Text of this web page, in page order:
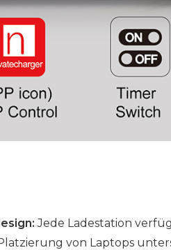
Jede Ladestation
von Laptops